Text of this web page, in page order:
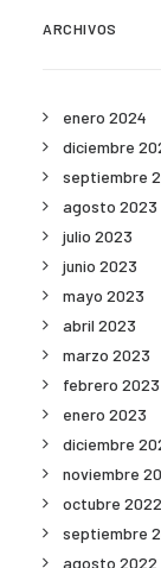
ARCHIVOS
enero 2024
diciembre
septiembre
agosto 2023
julio 2023
junio 2023
mayo 2023
abril 2023
marzo 2023
febrero 2023
enero 2023
diciembre
noviembre
octubre 2022
septiembre
agosto 2022